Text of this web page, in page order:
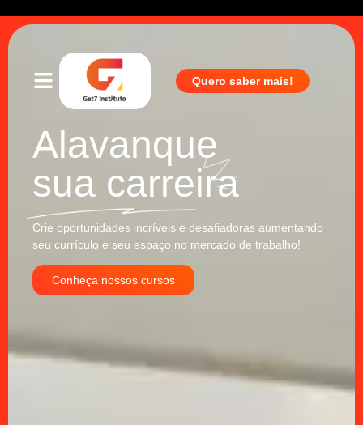
Quero saber mais!
Alavanque
sua carreira
Crie oportunidades incríveis e desafiadoras aumentando
seu currículo e seu espaço no mercado de trabalho!
Conheça nossos cursos